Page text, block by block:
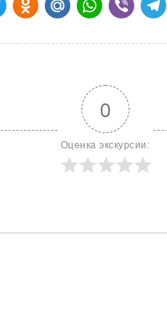
0
Оценка экскурсии: